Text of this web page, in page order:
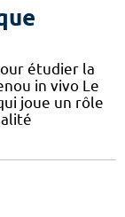
étudier la
in vivo Le
joue un rôle